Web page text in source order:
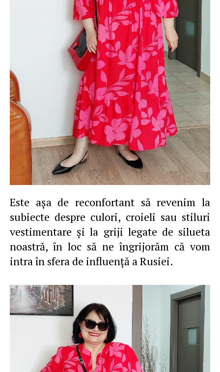
Este aşa de reconfortant să revenim la
subiecte despre culori, croieli sau stiluri
vestimentare şi la griji legate de silueta
noastră, în loc să ne îngrijorăm că vom
intra în sfera de influenţă a Rusiei.